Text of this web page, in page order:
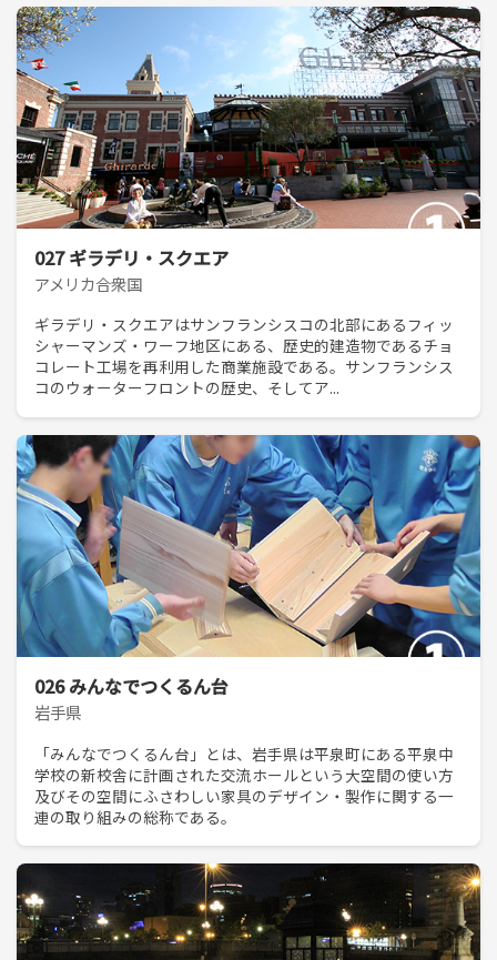
027 ギラデリ・スクエア
アメリカ合衆国
ギラデリ・スクエアはサンフランシスコの北部にあるフィッ
シャーマンズ・ワーフ地区にある、歴史的建造物であるチョ
コレート工場を再利用した商業施設である。サンフランシス
コのウォーターフロントの歴史、そしてア...
026 みんなでつくるん台
岩手県
「みんなでつくるん台」とは、岩手県は平泉町にある平泉中
学校の新校舎に計画された交流ホールという大空間の使い方
及びその空間にふさわしい家具のデザイン・製作に関する一
連の取り組みの総称である。